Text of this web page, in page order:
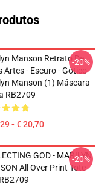
Manson Retrato De
Artes - Escuro - Gótico -
Manson (1) Máscara
RB2709
- € 20,70
-20%
GOD - MARILYN
All Over Print Tote
-20%